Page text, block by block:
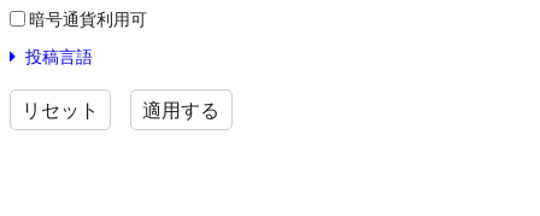
暗号通貨利用可
投稿言語
リセット 適用する